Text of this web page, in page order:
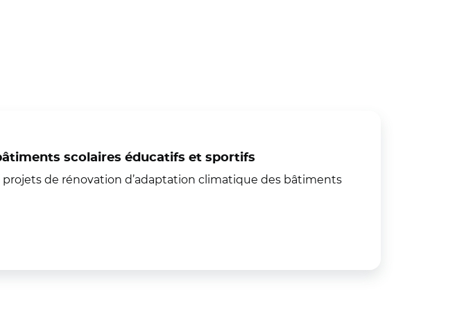
scolaires éducatifs et sportifs
de rénovation d’adaptation climatique des bâtiments